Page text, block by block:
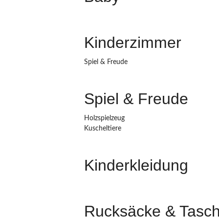
Kinderzimmer
Spiel & Freude
Spiel & Freude
Holzspielzeug
Kuscheltiere
Kinderkleidung
Rucksäcke &